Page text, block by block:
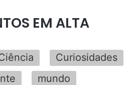
EM ALTA
Curiosidades
mundo